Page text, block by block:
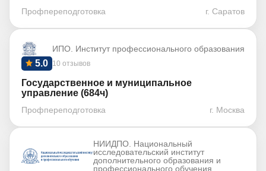
Профпереподготовка г. Саратов
ИПО. Институт профессионального образования
10 отзывов
5.0
Государственное и муниципальное
управление (684ч)
Профпереподготовка г. Москва
НИИДПО. Национальный
исследовательский институт
дополнительного образования и
профессионального обучения